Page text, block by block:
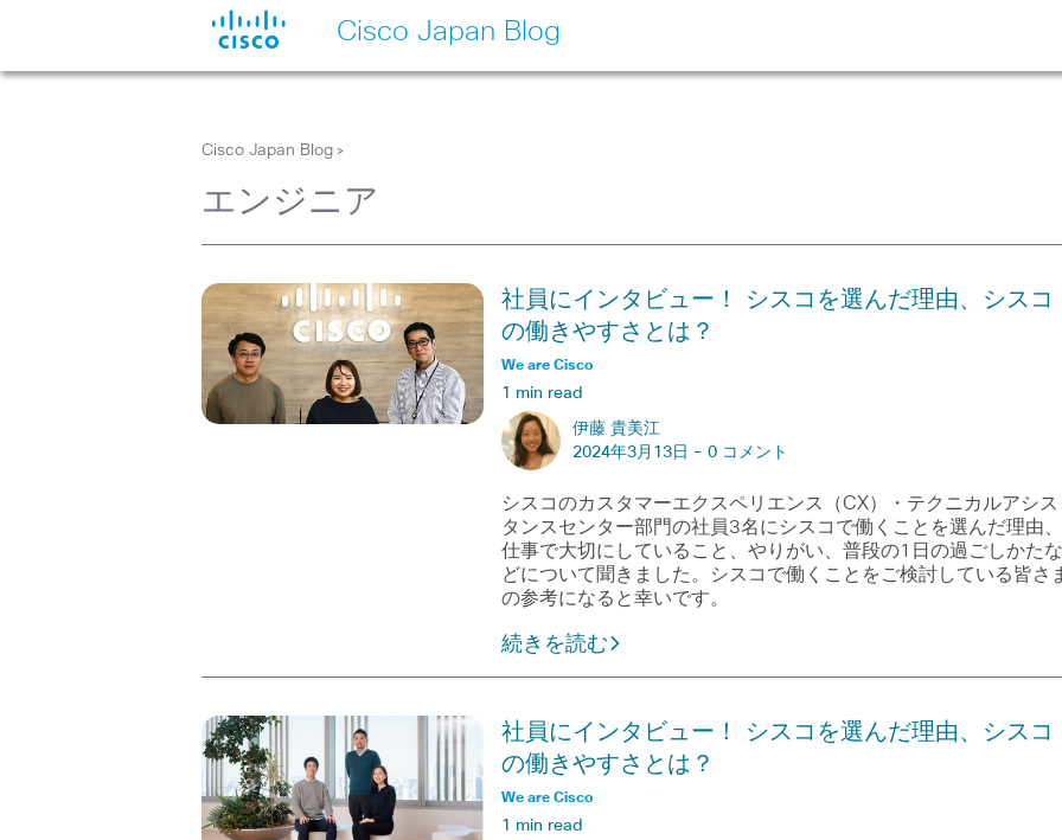
Cisco Japan Blog
Cisco Japan Blog >
エンジニア
社員にインタビュー！ シスコを選んだ理由、シスコ
の働きやすさとは？
We are Cisco
1 min read
伊藤 貴美江
2024年3月13日 - 0 コメント
シスコのカスタマーエクスペリエンス（CX）・テクニカルアシス
タンスセンター部門の社員3名にシスコで働くことを選んだ理由、
仕事で大切にしていること、やりがい、普段の1日の過ごしかたな
どについて聞きました。シスコで働くことをご検討している皆さ
の参考になると幸いです。
続きを読む
社員にインタビュー！ シスコを選んだ理由、シスコ
の働きやすさとは？
We are Cisco
1 min read